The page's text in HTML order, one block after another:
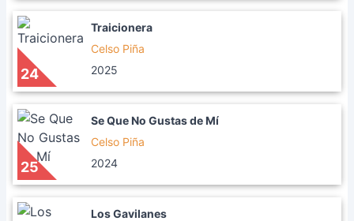
24
Traicionera
Celso Piña
2025
25
Se Que No Gustas de Mí
Celso Piña
2024
Los Gavilanes